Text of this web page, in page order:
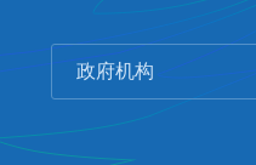
政府机构